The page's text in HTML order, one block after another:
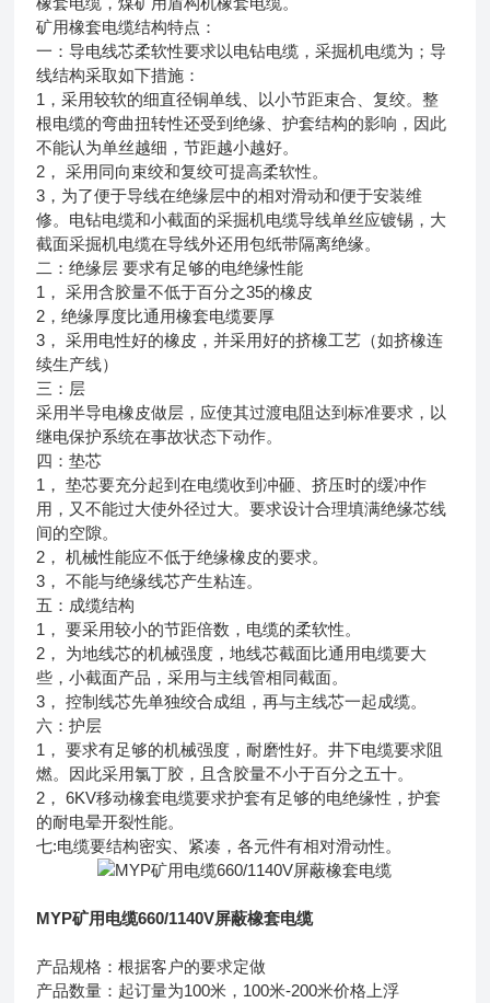
矿用橡套电缆结构特点：
一：导电线芯柔软性要求以电钻电缆，采掘机电缆为；导
线结构采取如下措施：
1，采用较软的细直径铜单线、以小节距束合、复绞。整
根电缆的弯曲扭转性还受到绝缘、护套结构的影响，因此
不能认为单丝越细，节距越小越好。
2， 采用同向束绞和复绞可提高柔软性。
3，为了便于导线在绝缘层中的相对滑动和便于安装维
修。电钻电缆和小截面的采掘机电缆导线单丝应镀锡，大
截面采掘机电缆在导线外还用包纸带隔离绝缘。
二：绝缘层 要求有足够的电绝缘性能
1， 采用含胶量不低于百分之35的橡皮
2，绝缘厚度比通用橡套电缆要厚
3， 采用电性好的橡皮，并采用好的挤橡工艺（如挤橡连
续生产线）
三：层
采用半导电橡皮做层，应使其过渡电阻达到标准要求，以
继电保护系统在事故状态下动作。
四：垫芯
1， 垫芯要充分起到在电缆收到冲砸、挤压时的缓冲作
用，又不能过大使外径过大。要求设计合理填满绝缘芯线
间的空隙。
2， 机械性能应不低于绝缘橡皮的要求。
3， 不能与绝缘线芯产生粘连。
五：成缆结构
1， 要采用较小的节距倍数，电缆的柔软性。
2， 为地线芯的机械强度，地线芯截面比通用电缆要大
些，小截面产品，采用与主线管相同截面。
3， 控制线芯先单独绞合成组，再与主线芯一起成缆。
六：护层
1， 要求有足够的机械强度，耐磨性好。井下电缆要求阻
燃。因此采用氯丁胶，且含胶量不小于百分之五十。
2， 6KV移动橡套电缆要求护套有足够的电绝缘性，护套
的耐电晕开裂性能。
七:电缆要结构密实、紧凑，各元件有相对滑动性。
MYP矿用电缆660/1140V屏蔽橡套电缆
产品规格：根据客户的要求定做
产品数量：起订量为100米，100米-200米价格上浮